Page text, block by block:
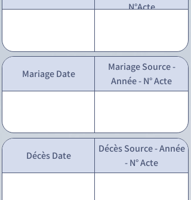
N°Acte
Mariage Date
Mariage Source -
Année - N° Acte
Décès Date
Décès Source - Année
- N° Acte